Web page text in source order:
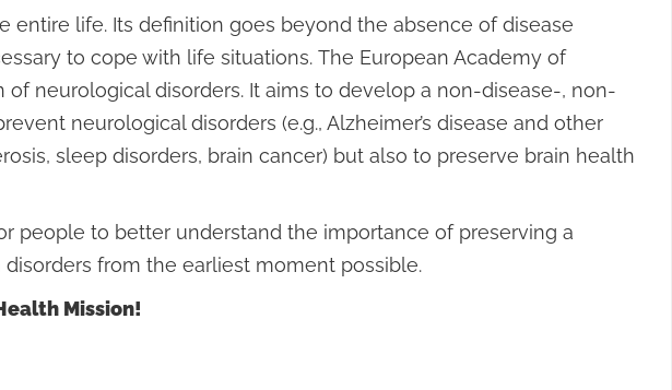
life. Its definition goes beyond the absence of disease
to cope with life situations. The European Academy of
neurological disorders. It aims to develop a non-disease-, non-
neurological disorders (e.g., Alzheimer’s disease and other
sleep disorders, brain cancer) but also to preserve brain health
people to better understand the importance of preserving a
from the earliest moment possible.
Mission!